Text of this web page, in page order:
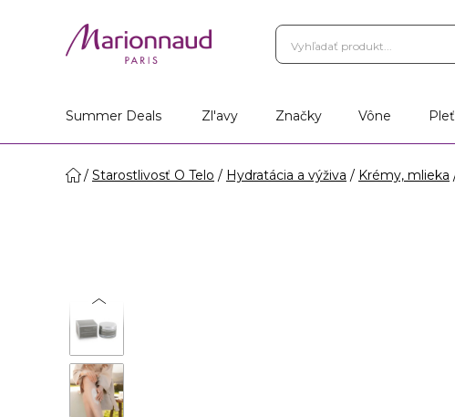
Summer Deals Zl'avy Značky Vône Pleť
Starostlivosť O Telo Hydratácia a výživa Krémy, mlieka